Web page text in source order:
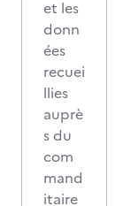
et les
donn
ées
recuei
llies
auprè
s du
com
mand
itaire